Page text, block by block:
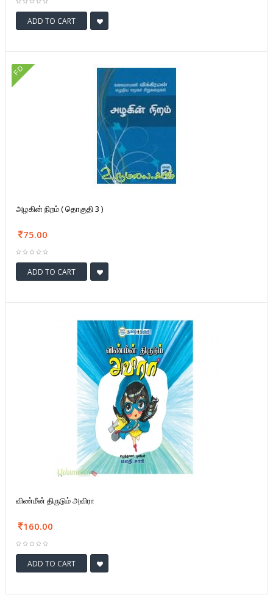
ADD TO CART
FD
அழகின் நிறம் ( தொகுதி 3 )
75.00
ADD TO CART
விண்மீன் திருடும் அவிரா
160.00
ADD TO CART